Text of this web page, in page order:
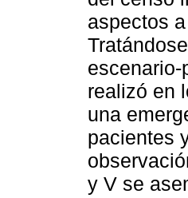
aspectos
realizó en
una
pacientes
y V se